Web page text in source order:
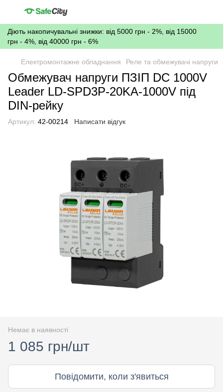
Діють накопичувальні знижки: від 5000 грн - 2%, від 15000
грн - 4%, від 40000 грн - 6%
Електромонтажне обладнання Реле та обмежувачі напруги
Обмежувач напруги ПЗІП DC 1000V
Leader LD-SPD3P-20KA-1000V під
DIN-рейку
Артикул: 42-00214 Написати відгук
Немає в наявності
1 085 грн/шт
Повідомити, коли з'явиться